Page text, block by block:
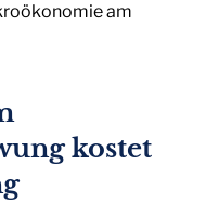
am
kostet